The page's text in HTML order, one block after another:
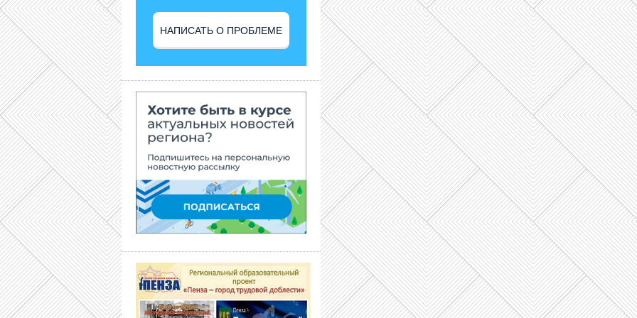
НАПИСАТЬ О ПРОБЛЕМЕ